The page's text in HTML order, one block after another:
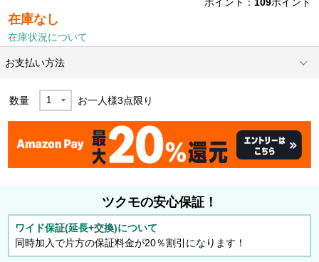
在庫なし
在庫状況について
お支払い方法
数量 お一人様3点限り
ツクモの安心保証！
ワイド保証(延長+交換)について
同時加入で片方の保証料金が20％割引になります！